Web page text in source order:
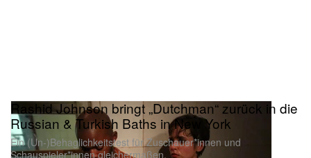
Rashid Johnson bringt „Dutchman“ zurück in die
Russian & Turkish Baths in New York
Ein (Un-)Behaglichkeitstest für Zuschauer*innen und
Schauspieler*innen gleichermaßen.